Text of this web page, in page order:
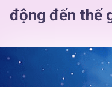
động đến thế